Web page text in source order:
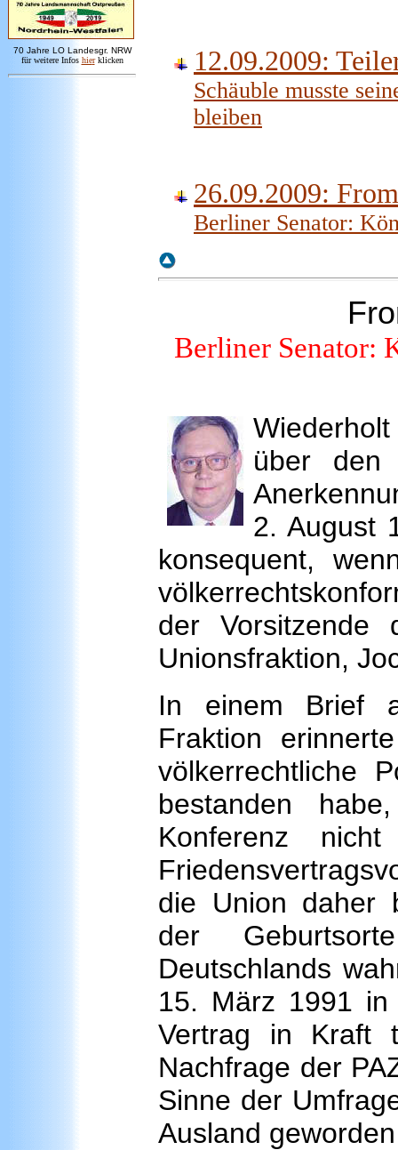
70 Jahre LO Landesgr. NRW
für weitere Infos hier klicken 12.09.2009:
Schäuble musste
bleiben
26.09.2009:
Berliner Senator:
Berliner Senator:
über den
2. August
konsequent,
der Vorsitzende
Unionsfraktion,
In einem Brief
Fraktion
völkerrechtliche
bestanden
Konferenz
die Union daher
der
Deutschlands
15. März 1991
Vertrag in Kraft
Nachfrage der
Sinne der
Ausland